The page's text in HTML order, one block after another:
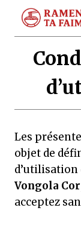
contenu
Les
objet de
d’utilisation
Vongola
acceptez